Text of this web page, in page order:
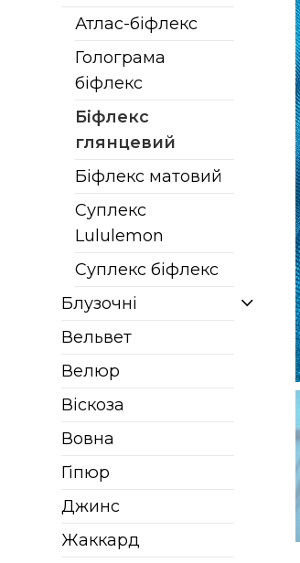
Атлас-біфлекс
Голограма
біфлекс
Біфлекс
глянцевий
Біфлекс матовий
Суплекс
Lululemon
Суплекс біфлекс
Блузочні
Вельвет
Велюр
Віскоза
Вовна
Гіпюр
Джинс
Жаккард